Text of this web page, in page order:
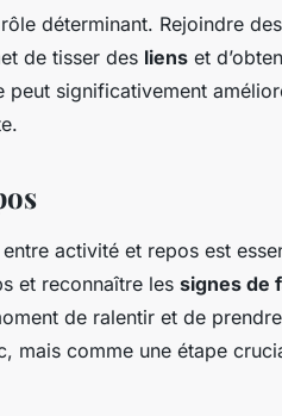
déterminant. Rejoindre
de tisser des liens et
peut significativement
entre activité et repos est
et reconnaître les signes de
de ralentir et de
mais comme une étape